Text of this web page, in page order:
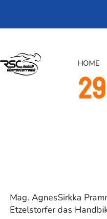
HOME
Mag. AgnesSirkka
Etzelstorfer das